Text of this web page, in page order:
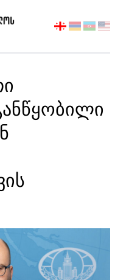
აირჩიეთ